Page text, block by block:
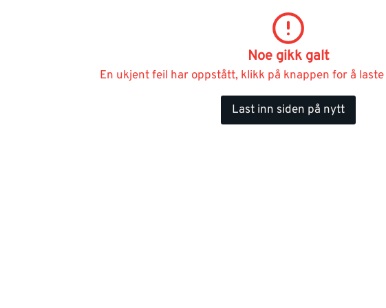
Noe gikk galt
En ukjent feil har oppstått, klikk på knappen for å
Last inn siden på nytt